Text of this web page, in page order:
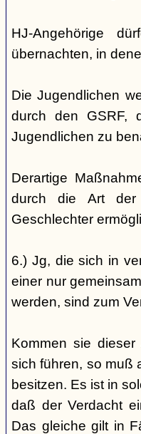
HJ-Angehörige
übernachten, in
Die Jugendlichen
durch den GSRF,
Jugendlichen zu
Derartige
durch die Art der
Geschlechter
6.) Jg, die sich in
einer nur
werden, sind zum
Kommen sie
sich führen, so muß
besitzen. Es ist in
daß der Verdacht
Das gleiche gilt in